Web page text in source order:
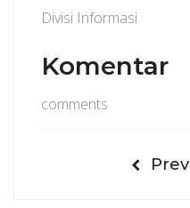
Divisi Informasi
Komentar
comments
Prev